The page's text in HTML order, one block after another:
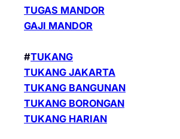
TUGAS MANDOR
GAJI MANDOR
#TUKANG
TUKANG JAKARTA
TUKANG BANGUNAN
TUKANG BORONGAN
TUKANG HARIAN